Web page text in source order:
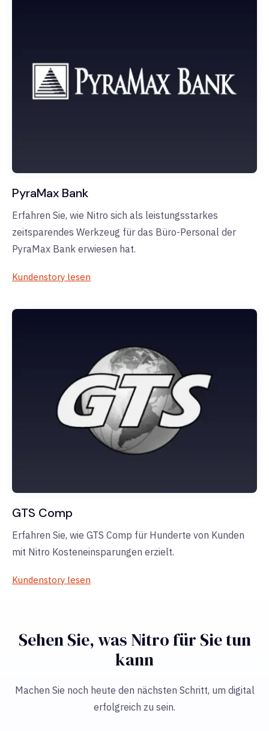
PyraMax Bank
Erfahren Sie, wie Nitro sich als leistungsstarkes
zeitsparendes Werkzeug für das Büro-Personal der
PyraMax Bank erwiesen hat.
Kundenstory lesen
GTS Comp
Erfahren Sie, wie GTS Comp für Hunderte von Kunden
mit Nitro Kosteneinsparungen erzielt.
Kundenstory lesen
Sehen Sie, was Nitro für Sie tun
kann
Machen Sie noch heute den nächsten Schritt, um digital
erfolgreich zu sein.